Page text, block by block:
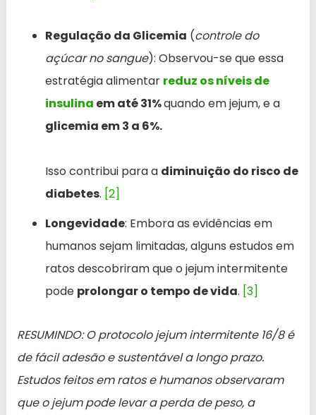
Regulação da Glicemia (controle do
açúcar no sangue): Observou-se que essa
estratégia alimentar reduz os níveis de
insulina em até 31%quando em jejum, e a
glicemia em 3 a 6%.
Isso contribui para a diminuição do risco de
diabetes. [2]
Longevidade: Embora as evidências em
humanos sejam limitadas, alguns estudos em
ratos descobriram que o jejum intermitente
pode prolongar o tempo de vida. [3]
RESUMINDO: O protocolo jejum intermitente 16/8 é
de fácil adesão e sustentável a longo prazo.
Estudos feitos em ratos e humanos observaram
que o jejum pode levar a perda de peso, a